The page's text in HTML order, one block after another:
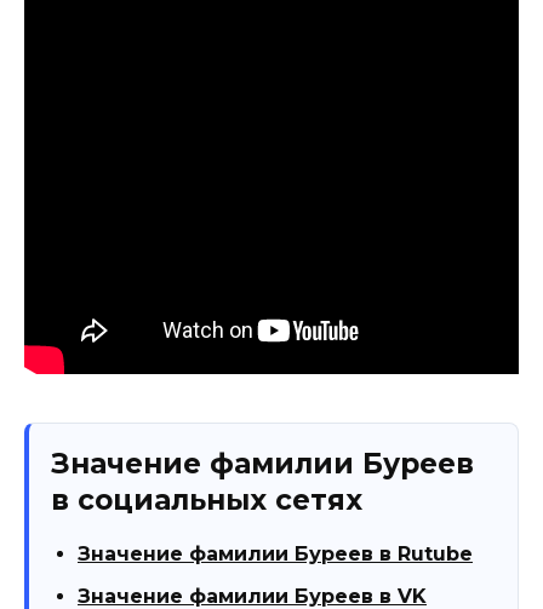
Значение фамилии Буреев
в социальных сетях
Значение фамилии Буреев в Rutube
Значение фамилии Буреев в VK